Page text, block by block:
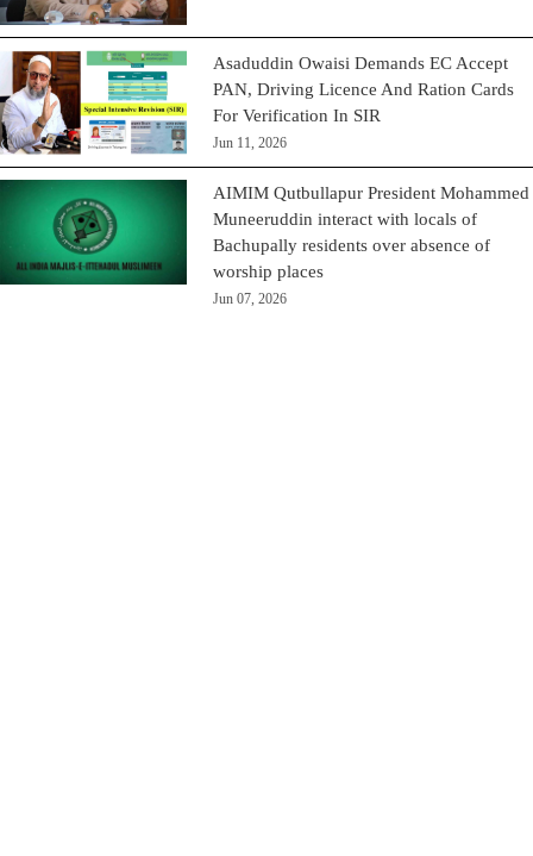
Asaduddin Owaisi Demands EC Accept
PAN, Driving Licence And Ration Cards
For Verification In SIR
Jun 11, 2026
AIMIM Qutbullapur President Mohammed
Muneeruddin interact with locals of
Bachupally residents over absence of
worship places
Jun 07, 2026